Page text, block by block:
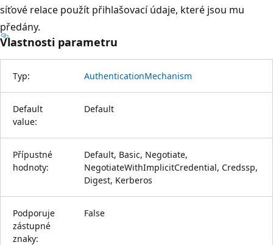
síťové relace použít přihlašovací údaje, které jsou mu
předány.
Vlastnosti parametru
Typ: AuthenticationMechanism
Default
value:
Default
Přípustné
hodnoty:
Default, Basic, Negotiate,
NegotiateWithImplicitCredential, Credssp,
Digest, Kerberos
Podporuje
zástupné
znaky:
False